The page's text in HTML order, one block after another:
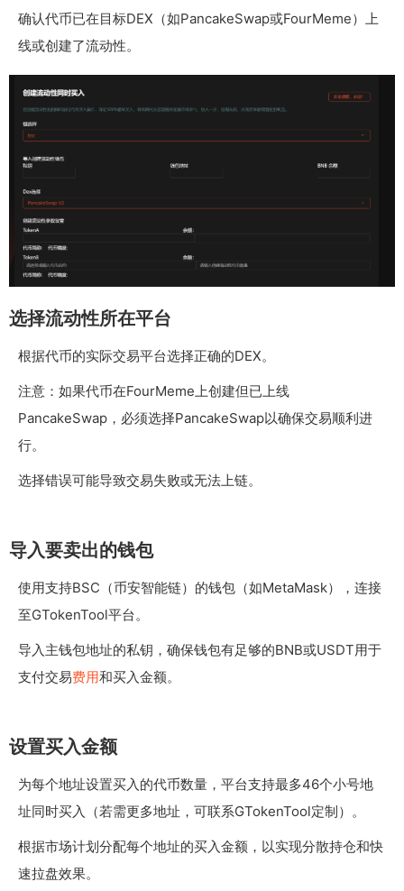
确认代币已在目标DEX（如PancakeSwap或FourMeme）上
线或创建了流动性。
选择流动性所在平台
根据代币的实际交易平台选择正确的DEX。
注意：如果代币在FourMeme上创建但已上线
PancakeSwap，必须选择PancakeSwap以确保交易顺利进
行。
选择错误可能导致交易失败或无法上链。
导入要卖出的钱包
使用支持BSC（币安智能链）的钱包（如MetaMask），连接
至GTokenTool平台。
导入主钱包地址的私钥，确保钱包有足够的BNB或USDT用于
支付交易费用和买入金额。
设置买入金额
为每个地址设置买入的代币数量，平台支持最多46个小号地
址同时买入（若需更多地址，可联系GTokenTool定制）。
根据市场计划分配每个地址的买入金额，以实现分散持仓和快
速拉盘效果。